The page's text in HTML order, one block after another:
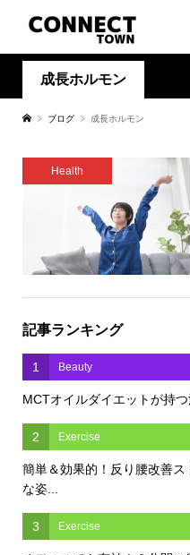
成長ホルモン
ブログ 成長ホルモン
Health
記事ランキング
1 Beauty
MCTオイルダイエットが持
2 Exercise
簡単＆効果的！反り腰改善
な姿...
3 Exercise